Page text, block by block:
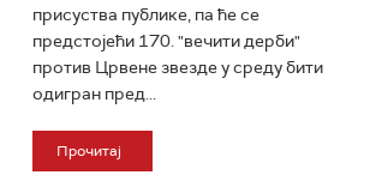
присуства публике, па ће се
предстојећи 170. "вечити дерби"
против Црвене звезде у среду бити
одигран пред...
Прочитај